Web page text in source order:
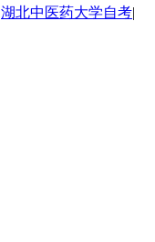
湖北中医药大学自考|